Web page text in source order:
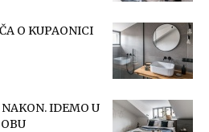
O KUPAONICI
IDEMO U